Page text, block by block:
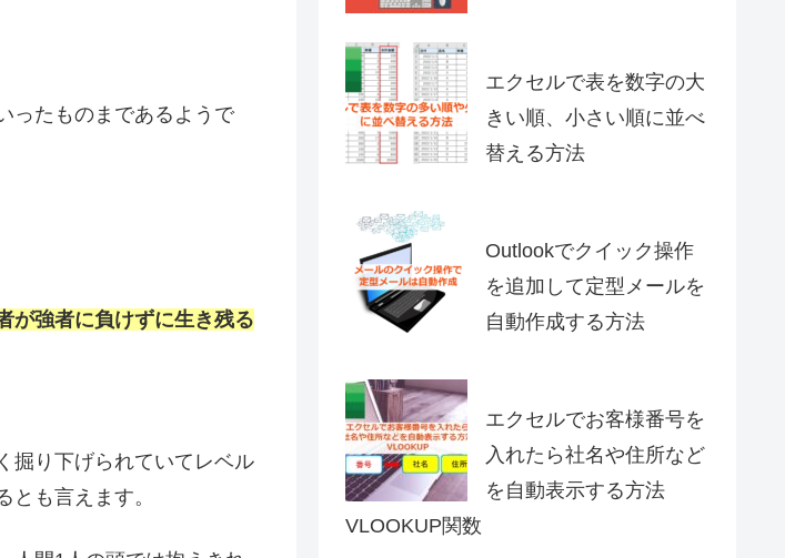
ったものまであるようで
が強者に負けずに生き残る
掘り下げられていてレベル
も言えます。
エクセルで表を数字の大
きい順、小さい順に並べ
替える方法
Outlookでクイック操作
を追加して定型メールを
自動作成する方法
エクセルでお客様番号を
入れたら社名や住所など
を自動表示する方法
VLOOKUP関数